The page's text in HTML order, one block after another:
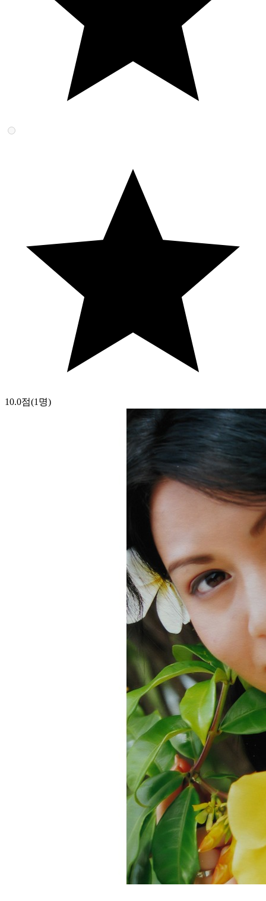
10.0점(1명)